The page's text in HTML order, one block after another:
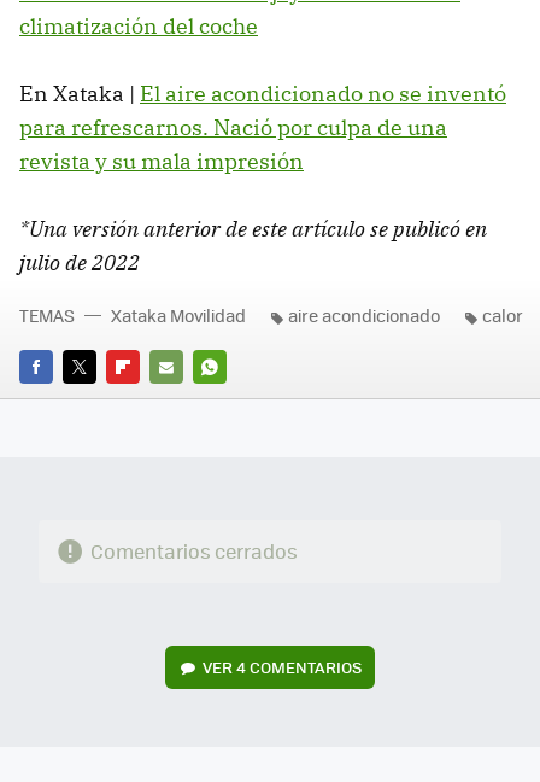
climatización del coche
En Xataka | El aire acondicionado no se inventó
para refrescarnos. Nació por culpa de una
revista y su mala impresión
*Una versión anterior de este artículo se publicó en
julio de 2022
FACEBOOK
TWITTERFLIPBOARD
E-
WHATSAPP
TEMAS Xataka Movilidad aire acondicionado calor
Comentarios cerrados
VER 4 COMENTARIOS